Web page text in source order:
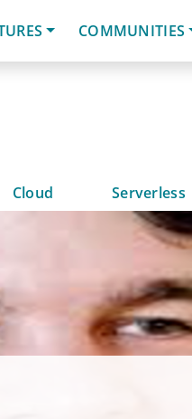
COMMUNITIES
Cloud Serverless